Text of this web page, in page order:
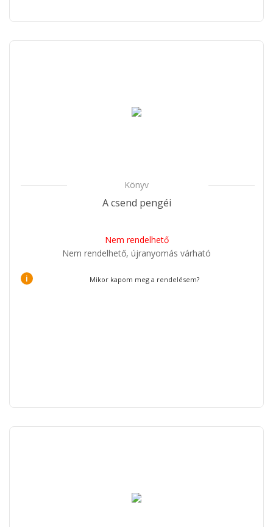
Könyv
A csend pengéi
Nem rendelhető
Nem rendelhető, újranyomás várható
i Mikor kapom meg a rendelésem?